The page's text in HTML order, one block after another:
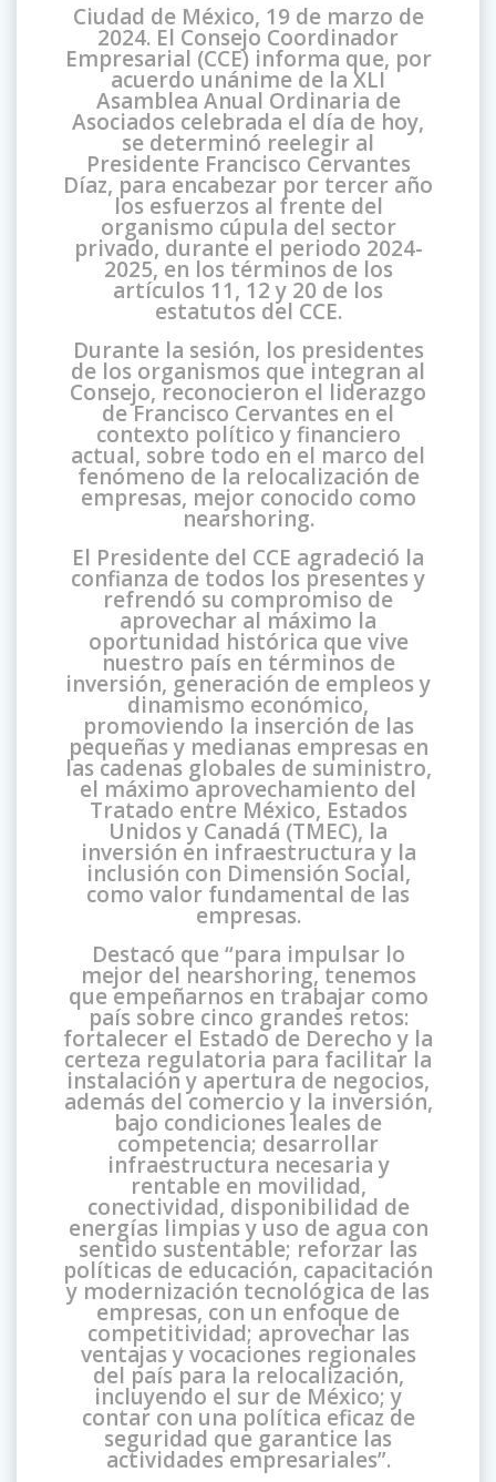
Ciudad de México, 19 de marzo de
2024. El Consejo Coordinador
Empresarial (CCE) informa que, por
acuerdo unánime de la XLI
Asamblea Anual Ordinaria de
Asociados celebrada el día de hoy,
se determinó reelegir al
Presidente Francisco Cervantes
Díaz, para encabezar por tercer año
los esfuerzos al frente del
organismo cúpula del sector
privado, durante el periodo 2024-
2025, en los términos de los
artículos 11, 12 y 20 de los
estatutos del CCE.
Durante la sesión, los presidentes
de los organismos que integran al
Consejo, reconocieron el liderazgo
de Francisco Cervantes en el
contexto político y financiero
actual, sobre todo en el marco del
fenómeno de la relocalización de
empresas, mejor conocido como
nearshoring.
El Presidente del CCE agradeció la
confianza de todos los presentes y
refrendó su compromiso de
aprovechar al máximo la
oportunidad histórica que vive
nuestro país en términos de
inversión, generación de empleos y
dinamismo económico,
promoviendo la inserción de las
pequeñas y medianas empresas en
las cadenas globales de suministro,
el máximo aprovechamiento del
Tratado entre México, Estados
Unidos y Canadá (TMEC), la
inversión en infraestructura y la
inclusión con Dimensión Social,
como valor fundamental de las
empresas.
Destacó que “para impulsar lo
mejor del nearshoring, tenemos
que empeñarnos en trabajar como
país sobre cinco grandes retos:
fortalecer el Estado de Derecho y la
certeza regulatoria para facilitar la
instalación y apertura de negocios,
además del comercio y la inversión,
bajo condiciones leales de
competencia; desarrollar
infraestructura necesaria y
rentable en movilidad,
conectividad, disponibilidad de
energías limpias y uso de agua con
sentido sustentable; reforzar las
políticas de educación, capacitación
y modernización tecnológica de las
empresas, con un enfoque de
competitividad; aprovechar las
ventajas y vocaciones regionales
del país para la relocalización,
incluyendo el sur de México; y
contar con una política eficaz de
seguridad que garantice las
actividades empresariales”.